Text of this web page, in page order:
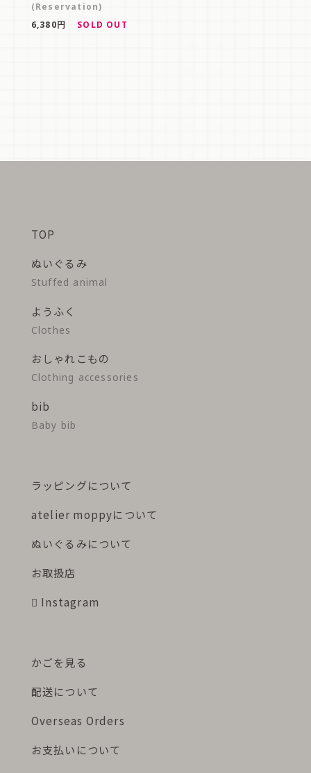
(Reservation)
6,380円
SOLD OUT
TOP
ぬいぐるみ
Stuffed animal
ようふく
Clothes
おしゃれこもの
Clothing accessories
bib
Baby bib
ラッピングについて
atelier moppyについて
ぬいぐるみについて
お取扱店
Instagram
かごを見る
配送について
Overseas Orders
お支払いについて